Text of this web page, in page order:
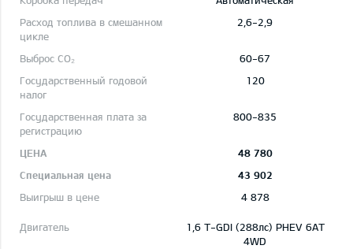
2,6-2,9
60-67
120
800-835
48 780
43 902
4 878
1,6 T-GDI (288лс) PHEV 6AT
4WD